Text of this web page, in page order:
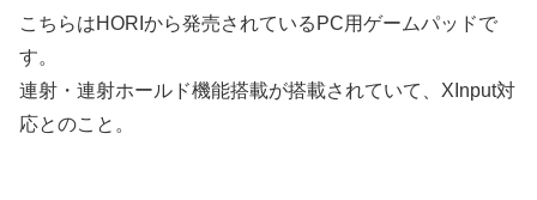
こちらはHORIから発売されているPC用ゲームパッドで
す。
連射・連射ホールド機能搭載が搭載されていて、XInput対
応とのこと。